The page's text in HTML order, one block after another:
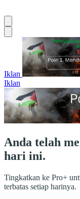
Iklan
Iklan
Anda telah
hari ini.
Tingkatkan ke Pro+
terbatas setiap harinya.